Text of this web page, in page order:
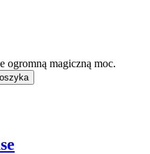
ogromną magiczną moc.